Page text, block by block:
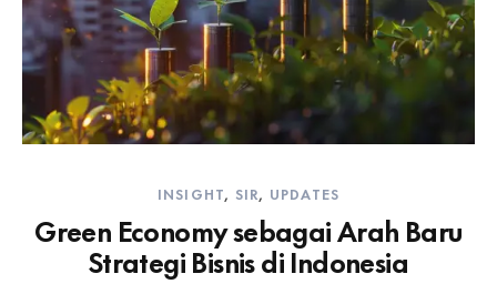
INSIGHT, SIR, UPDATES
Green Economy sebagai Arah Baru
Strategi Bisnis di Indonesia